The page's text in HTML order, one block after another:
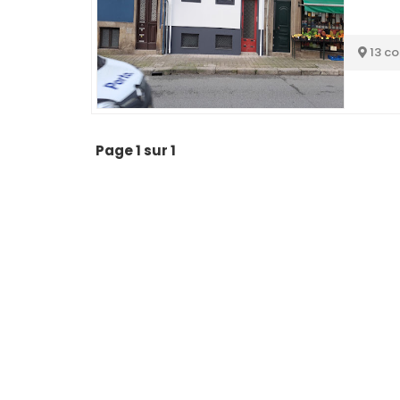
13
Page 1 sur 1